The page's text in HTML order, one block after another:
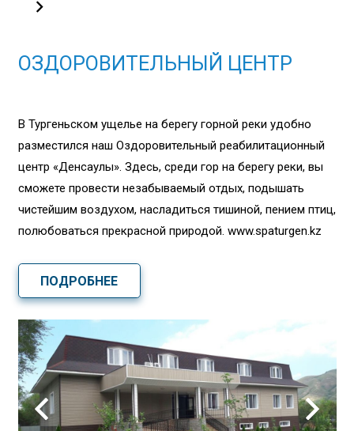
ОЗДОРОВИТЕЛЬНЫЙ ЦЕНТР
В Тургеньском ущелье на берегу горной реки удобно
разместился наш Оздоровительный реабилитационный
центр «Денсаулық». Здесь, среди гор на берегу реки, вы
сможете провести незабываемый отдых, подышать
чистейшим воздухом, насладиться тишиной, пением птиц,
полюбоваться прекрасной природой. www.spaturgen.kz
ПОДРОБНЕЕ